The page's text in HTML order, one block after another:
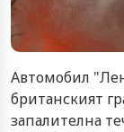
Автомобил
британският
запалителна